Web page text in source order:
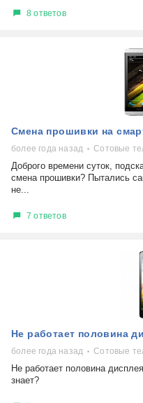
8 ответов
Смена прошивки на
более года назад Сотовые
Доброго времени суток,
смена прошивки? Пытались
не...
7 ответов
Не работает половина
более года назад Сотовые
Не работает половина
знает?